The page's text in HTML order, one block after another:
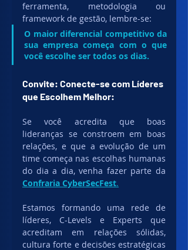
ferramenta, metodologia ou
framework de gestão, lembre-se:
O maior diferencial competitivo da
sua empresa começa com o que
você escolhe ser todos os dias.
Convite: Conecte-se com Líderes
que Escolhem Melhor:
Se você acredita que boas
lideranças se constroem em boas
relações, e que a evolução de um
time começa nas escolhas humanas
Confraria CyberSecFest.
Estamos formando uma rede de
líderes, C-Levels e Experts que
acreditam em relações sólidas,
cultura forte e decisões estratégicas